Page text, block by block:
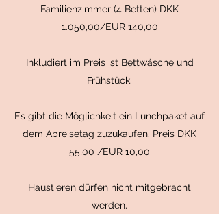
Familienzimmer (4 Betten) DKK
1.050,00/EUR 140,00
Inkludiert im Preis ist Bettwäsche und
Frühstück.
Es gibt die Möglichkeit ein Lunchpaket auf
dem Abreisetag zuzukaufen. Preis DKK
55,00 /EUR 10,00
Haustieren dürfen nicht mitgebracht
werden.